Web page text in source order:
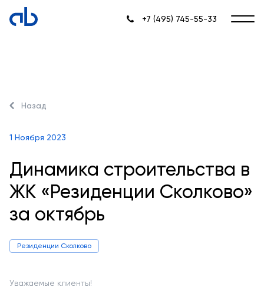
+7 (495) 745-55-33
Назад
1 Ноября 2023
Динамика строительства в
ЖК «Резиденции Сколково»
за октябрь
Резиденции Сколково
Уважаемые клиенты!